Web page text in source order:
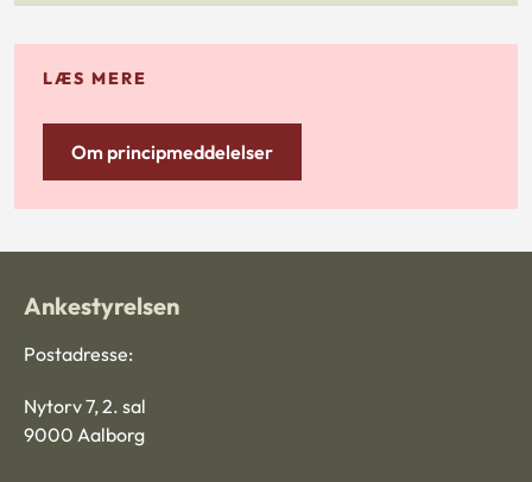
LÆS MERE
Om principmeddelelser
Ankestyrelsen
Postadresse:
Nytorv 7, 2. sal
9000 Aalborg